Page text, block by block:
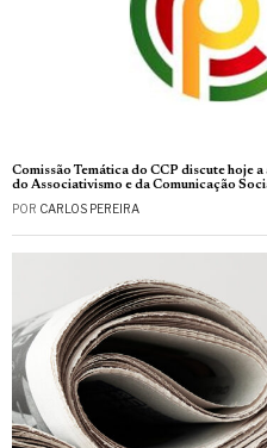
Comissão Temática do CCP discute hoje
do Associativismo e da Comunicação
POR CARLOS PEREIRA